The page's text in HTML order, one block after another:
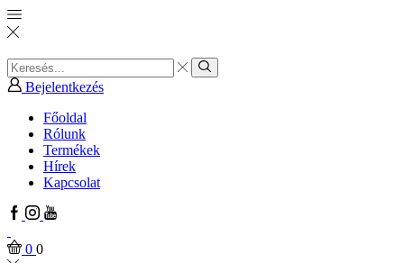
Search
input
Search
Bejelentkezés
Főoldal
Rólunk
Termékek
Hírek
Kapcsolat
Facebook
Instagram
Youtube
0 0